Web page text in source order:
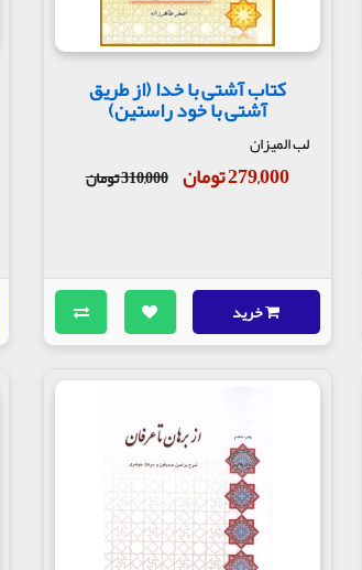
کتاب آشتی با خدا (از طریق
آشتی با خود راستین)
لب المیزان
279,000 تومان 310,000 تومان
خرید